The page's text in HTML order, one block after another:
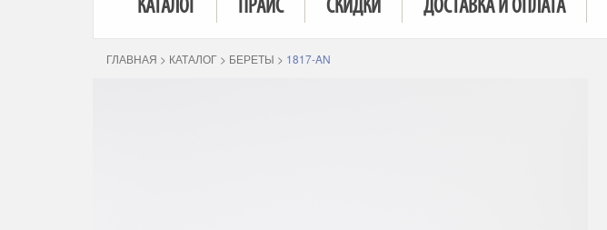
КАТАЛОГ ПРАЙС СКИДКИ ДОСТАВКА И ОПЛАТА
ГЛАВНАЯ > КАТАЛОГ > БЕРЕТЫ > 1817-AN